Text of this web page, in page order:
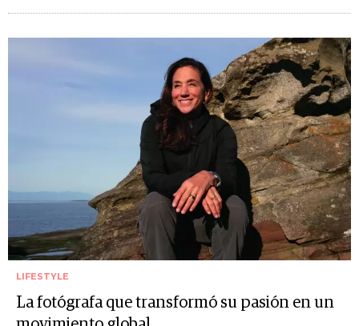
LIFESTYLE
La fotógrafa que transformó su pasión en un